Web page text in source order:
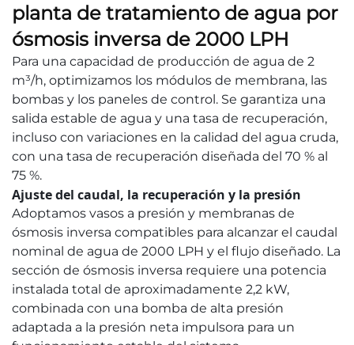
planta de tratamiento de agua por
ósmosis inversa de 2000 LPH
Para una capacidad de producción de agua de 2
m³/h, optimizamos los módulos de membrana, las
bombas y los paneles de control. Se garantiza una
salida estable de agua y una tasa de recuperación,
incluso con variaciones en la calidad del agua cruda,
con una tasa de recuperación diseñada del 70 % al
75 %.
Ajuste del caudal, la recuperación y la presión
Adoptamos vasos a presión y membranas de
ósmosis inversa compatibles para alcanzar el caudal
nominal de agua de 2000 LPH y el flujo diseñado. La
sección de ósmosis inversa requiere una potencia
instalada total de aproximadamente 2,2 kW,
combinada con una bomba de alta presión
adaptada a la presión neta impulsora para un